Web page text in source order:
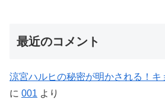
最近のコメント
涼宮ハルヒの秘密が明かされる！キ
に 001 より